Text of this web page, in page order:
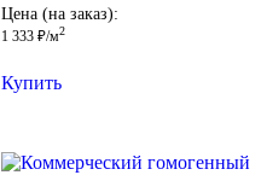
Цена (на заказ):
1 333 ₽/м2
Купить